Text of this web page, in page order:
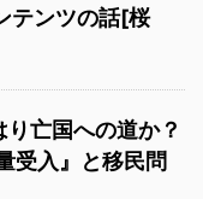
テンツの話[桜
亡国への道か？
受入』と移民問